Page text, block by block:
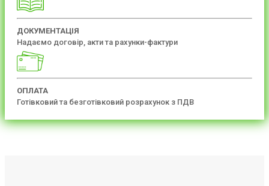
ДОКУМЕНТАЦІЯ
Надаємо договір, акти та рахунки-фактури
ОПЛАТА
Готівковий та безготівковий розрахунок з ПДВ